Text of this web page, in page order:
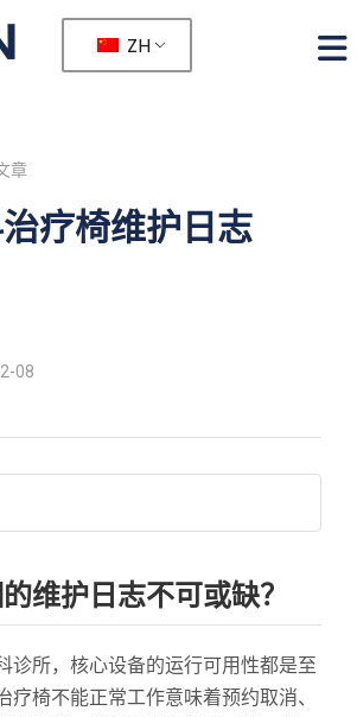
ZH
章
疗椅维护日志
08
维护日志不可或缺？
诊所，核心设备的运行可用性都是至
疗椅不能正常工作意味着预约取消、